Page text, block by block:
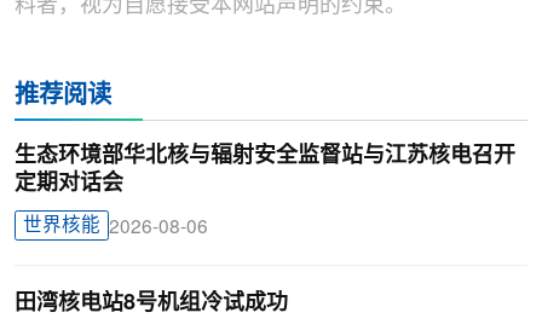
料者，视为自愿接受本网站声明的约束。
推荐阅读
生态环境部华北核与辐射安全监督站与江苏核电召开
定期对话会
世界核能 2026-08-06
田湾核电站8号机组冷试成功